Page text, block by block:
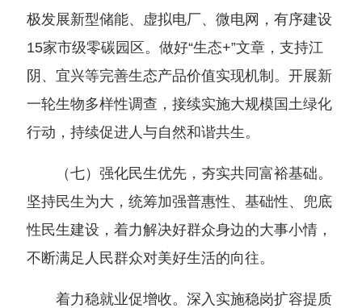
极发展新型储能、虚拟电厂、微电网，有序建设
15家市级零碳园区。做好“生态+”文章，支持江
阴、宜兴等完善生态产品价值实现机制。开展新
一轮生物多样性调查，接续实施大规模国土绿化
行动，持续促进人与自然和谐共生。
（七）强化民生优先，夯实共同富裕基础。
坚持民生为大，统筹加强普惠性、基础性、兜底
性民生建设，着力解决好群众身边的大事小情，
不断满足人民群众对美好生活的向往。
着力稳就业促增收。深入实施稳岗扩容提质